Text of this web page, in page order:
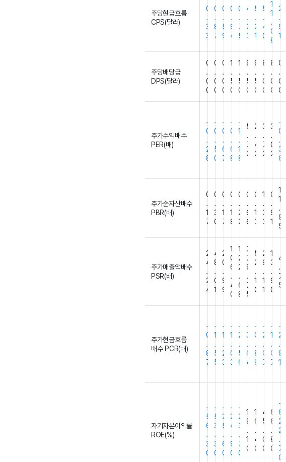
주당현금흐름
CPS(달러)
0
.
3
3
0
.
8
7
0
.
5
9
0
.
9
4
0
.
7
5
4
.
2
3
5
.
2
1
5
.
4
0
1
1
.
0
8
2
.
9
1
주당배당금
DPS(달러)
0
.
0
0
0
.
0
0
0
.
0
0
1
.
5
0
1
.
5
0
9
.
5
0
9
.
5
0
8
.
0
0
8
.
0
0
0
.
0
0
주가수익배수
PER(배)
-
0
.
2
8
-
0
.
5
0
-
0
.
6
7
-
0
.
6
8
-
1
.
1
8
5
.
7
2
2
.
4
2
3
.
7
2
3
.
0
2
-
0
.
3
6
주가순자산배수
PBR(배)
0
.
1
7
0
.
3
0
0
.
1
7
0
.
1
8
0
.
2
2
0
.
6
6
0
.
1
3
1
.
3
3
0
.
9
1
1
1
.
9
5
주가매출액배수
PSR(배)
2
4
.
2
4
4
8
.
0
1
2
0
.
9
9
1
0
6
.
4
0
1
2
2
.
6
8
3
7
9
.
7
5
5
2
.
1
0
2
9
.
1
1
1
3
.
9
0
4
.
7
5
주가현금흐름
배수 PCR(배)
-
0
.
8
7
-
1
.
5
5
-
1
.
2
3
-
1
.
0
3
-
2
.
5
6
-
3
.
6
4
-
0
.
8
9
-
2
.
0
7
-
1
.
0
7
-
2
.
9
1
자기자본이익률
ROE(%)
-
5
6
.
3
0
-
5
3
.
3
0
-
2
5
.
6
0
-
2
4
.
9
0
-
2
3
.
7
0
1
9
.
1
0
1
6
.
4
0
4
5
.
0
0
6
6
.
8
0
-
6
2
2
.
7
0